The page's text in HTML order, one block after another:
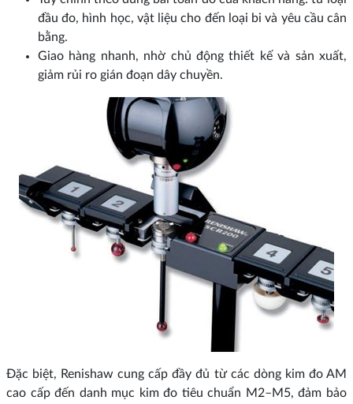
đầu đo, hình học, vật liệu cho đến loại bi và yêu cầu cân
bằng.
Giao hàng nhanh, nhờ chủ động thiết kế và sản xuất,
giảm rủi ro gián đoạn dây chuyền.
Đặc biệt, Renishaw cung cấp đầy đủ từ các dòng kim đo AM
cao cấp đến danh mục kim đo tiêu chuẩn M2–M5, đảm bảo